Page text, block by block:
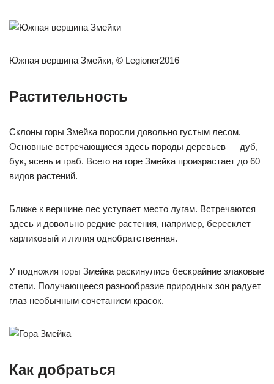
Южная вершина Змейки, © Legioner2016
Растительность
Склоны горы Змейка поросли довольно густым лесом.
Основные встречающиеся здесь породы деревьев — дуб,
бук, ясень и граб. Всего на горе Змейка произрастает до 60
видов растений.
Ближе к вершине лес уступает место лугам. Встречаются
здесь и довольно редкие растения, например, бересклет
карликовый и лилия однобратственная.
У подножия горы Змейка раскинулись бескрайние злаковые
степи. Получающееся разнообразие природных зон радует
глаз необычным сочетанием красок.
Как добраться